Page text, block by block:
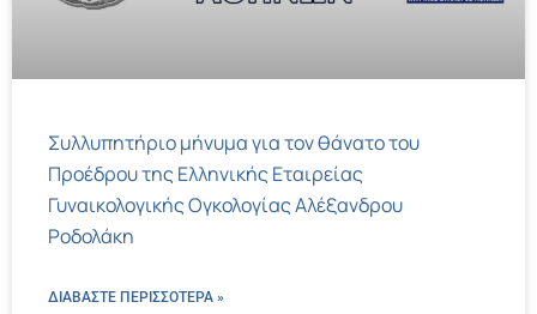
Συλλυπητήριο μήνυμα για τον θάνατο του
Προέδρου της Ελληνικής Εταιρείας
Γυναικολογικής Ογκολογίας Αλέξανδρου
Ροδολάκη
ΔΙΑΒΑΣΤΕ ΠΕΡΙΣΣΌΤΕΡΑ »